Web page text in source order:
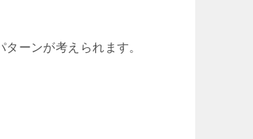
ーンが考えられます。